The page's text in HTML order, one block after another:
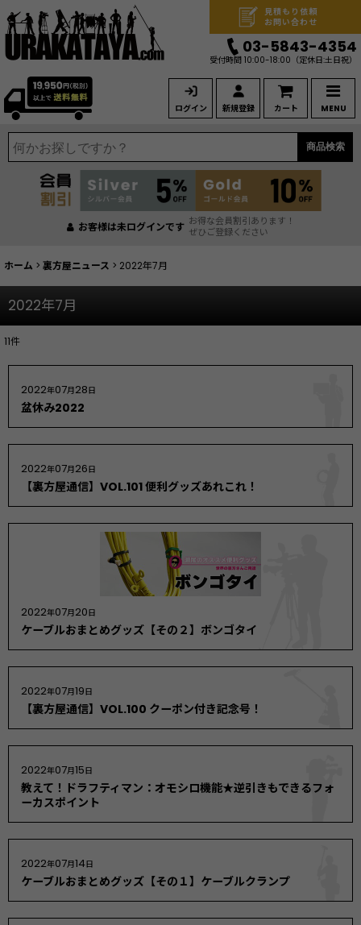
ログイン 新規登録 カート MENU
見積もり依頼
お問い合わせ
03-5843-4354
受付時間 10:00-18:00 （定休日:土日祝）
商品検索
お客様は未ログインです お得な会員割引あります！
ぜひご登録ください
ホーム > 裏方屋ニュース > 2022年7月
2022年7月
11件
2022年07月28日
盆休み2022
2022年07月26日
【裏方屋通信】VOL.101 便利グッズあれこれ！
2022年07月20日
ケーブルおまとめグッズ【その２】ボンゴタイ
2022年07月19日
【裏方屋通信】VOL.100 クーポン付き記念号！
2022年07月15日
教えて！ドラフティマン：オモシロ機能★逆引きもできるフォ
ーカスポイント
2022年07月14日
ケーブルおまとめグッズ【その１】ケーブルクランプ